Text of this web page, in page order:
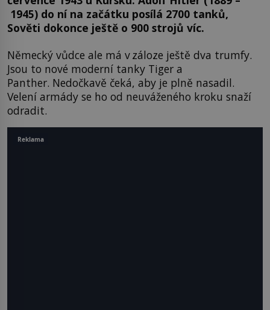
1945) do ní na začátku posílá 2700 tanků,
Sověti dokonce ještě o 900 strojů víc.
Německý vůdce ale má v záloze ještě dva trumfy.
Jsou to nové moderní tanky Tiger a
Panther. Nedočkavě čeká, aby je plně nasadil.
Velení armády se ho od neuváženého kroku snaží
odradit.
Reklama